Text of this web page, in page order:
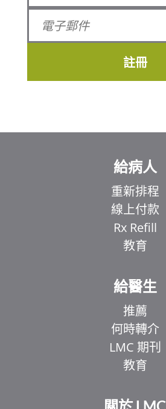
註冊
給病人
重新排程
線上付款
Rx Refill
教育
給醫生
推薦
何時轉介
LMC 期刊
教育